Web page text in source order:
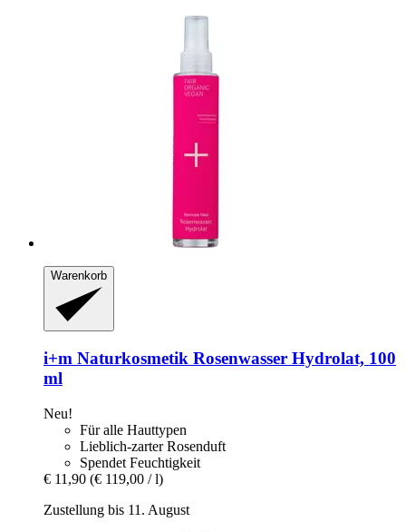
Warenkorb
i+m Naturkosmetik Rosenwasser Hydrolat, 100
ml
Neu!
Für alle Hauttypen
Lieblich-zarter Rosenduft
Spendet Feuchtigkeit
€ 11,90 (€ 119,00 / l)
Zustellung bis 11. August